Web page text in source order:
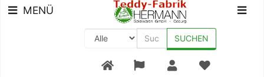
+49 (0) 9561-8590-0
MENÜ
SUCHEN